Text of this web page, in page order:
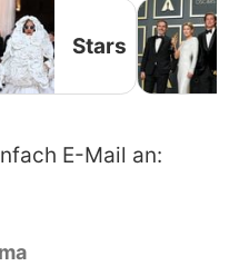
Stars
E-Mail an: